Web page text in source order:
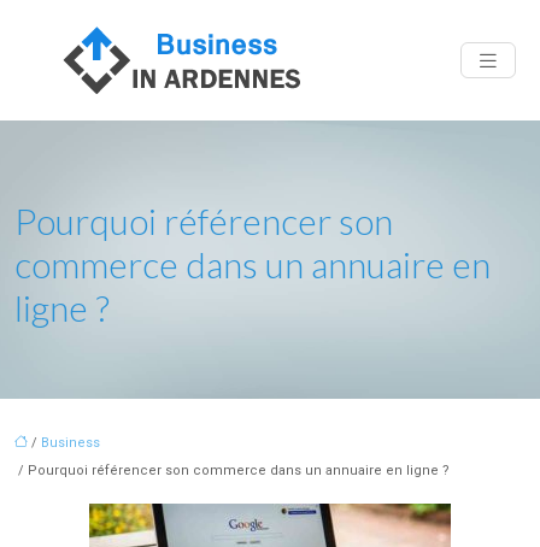
Pourquoi référencer son
commerce dans un annuaire en
ligne ?
/ Business
/ Pourquoi référencer son commerce dans un annuaire en ligne ?